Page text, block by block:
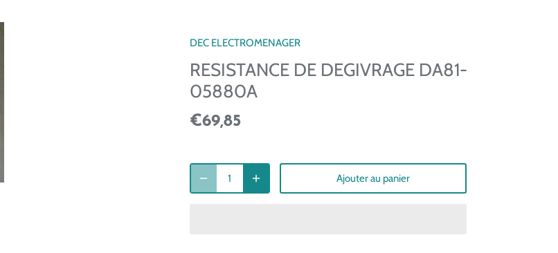
DEC ELECTROMENAGER
RESISTANCE DE DEGIVRAGE DA81-
05880A
€69,85
Ajouter au panier